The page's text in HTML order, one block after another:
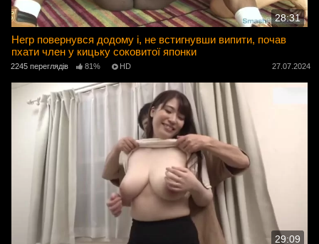
28:31
Негр повернувся додому і, не встигнувши випити, почав
пхати член у кицьку соковитої японки
2245 переглядів 81% HD 27.07.2024
29:09